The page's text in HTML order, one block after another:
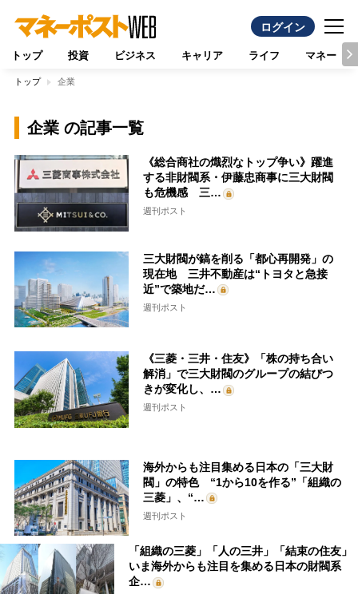
ログイン
トップ 投資 ビジネス キャリア ライフ マネー
トップ 企業
企業 の記事一覧
《総合商社の熾烈なトップ争い》躍進
する非財閥系・伊藤忠商事に三大財閥
も危機感 三…
週刊ポスト
三大財閥が鎬を削る「都心再開発」の
現在地 三井不動産は“トヨタと急接
近”で築地だ…
週刊ポスト
《三菱・三井・住友》「株の持ち合い
解消」で三大財閥のグループの結びつ
きが変化し、…
週刊ポスト
海外からも注目集める日本の「三大財
閥」の特色 “1から10を作る”「組織の
三菱」、“…
週刊ポスト
「組織の三菱」「人の三井」「結束の住友」
いま海外からも注目を集める日本の財閥系
企…